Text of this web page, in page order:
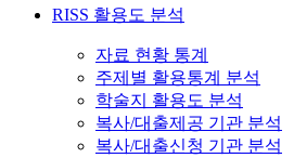
RISS 활용도 분석
자료 현황 통계
주제별 활용통계 분석
학술지 활용도 분석
복사/대출제공 기관 분석
복사/대출신청 기관 분석